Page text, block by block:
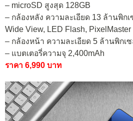
– microSD สูงสุด 128GB
– กล้องหลัง ความละเอียด 13 ล้านพิกเ
Wide View, LED Flash, PixelMaster
– กล้องหน้า ความละเอียด 5 ล้านพิกเ
– แบตเตอรี่ความจุ 2,400mAh
ราคา 6,990 บาท